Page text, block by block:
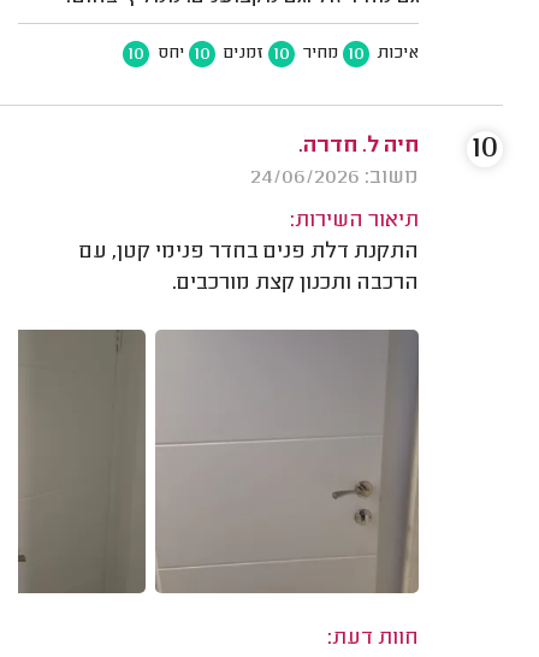
איכות 10 מחיר 10 זמנים 10 יחס 10
חיה ל. חדרה.
משוב: 24/06/2026
תיאור השירות:
התקנת דלת פנים בחדר פנימי קטן, עם
הרכבה ותכנון קצת מורכבים.
חוות דעת:
10